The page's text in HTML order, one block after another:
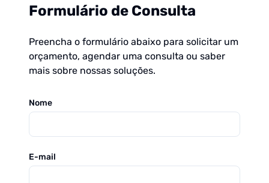
Formulário de Consulta
Preencha o formulário abaixo para solicitar um
orçamento, agendar uma consulta ou saber
mais sobre nossas soluções.
Nome
E-mail